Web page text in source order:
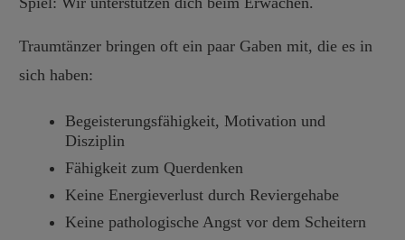
Traumtänzer bringen oft ein paar Gaben mit, die es in
sich haben:
Begeisterungsfähigkeit, Motivation und
Disziplin
Fähigkeit zum Querdenken
Keine Energieverlust durch Reviergehabe
Keine pathologische Angst vor dem Scheitern